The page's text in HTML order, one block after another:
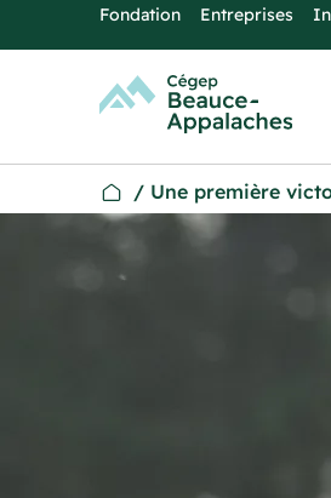
Fondation Entreprises
/ Une première